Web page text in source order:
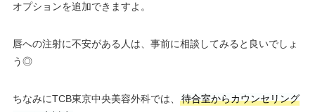
オプションを追加できますよ。
唇への注射に不安がある人は、事前に相談してみると良いでしょ
う◎
ちなみにTCB東京中央美容外科では、
待合室からカウンセリング